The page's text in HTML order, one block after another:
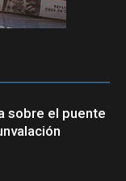
sobre el puente